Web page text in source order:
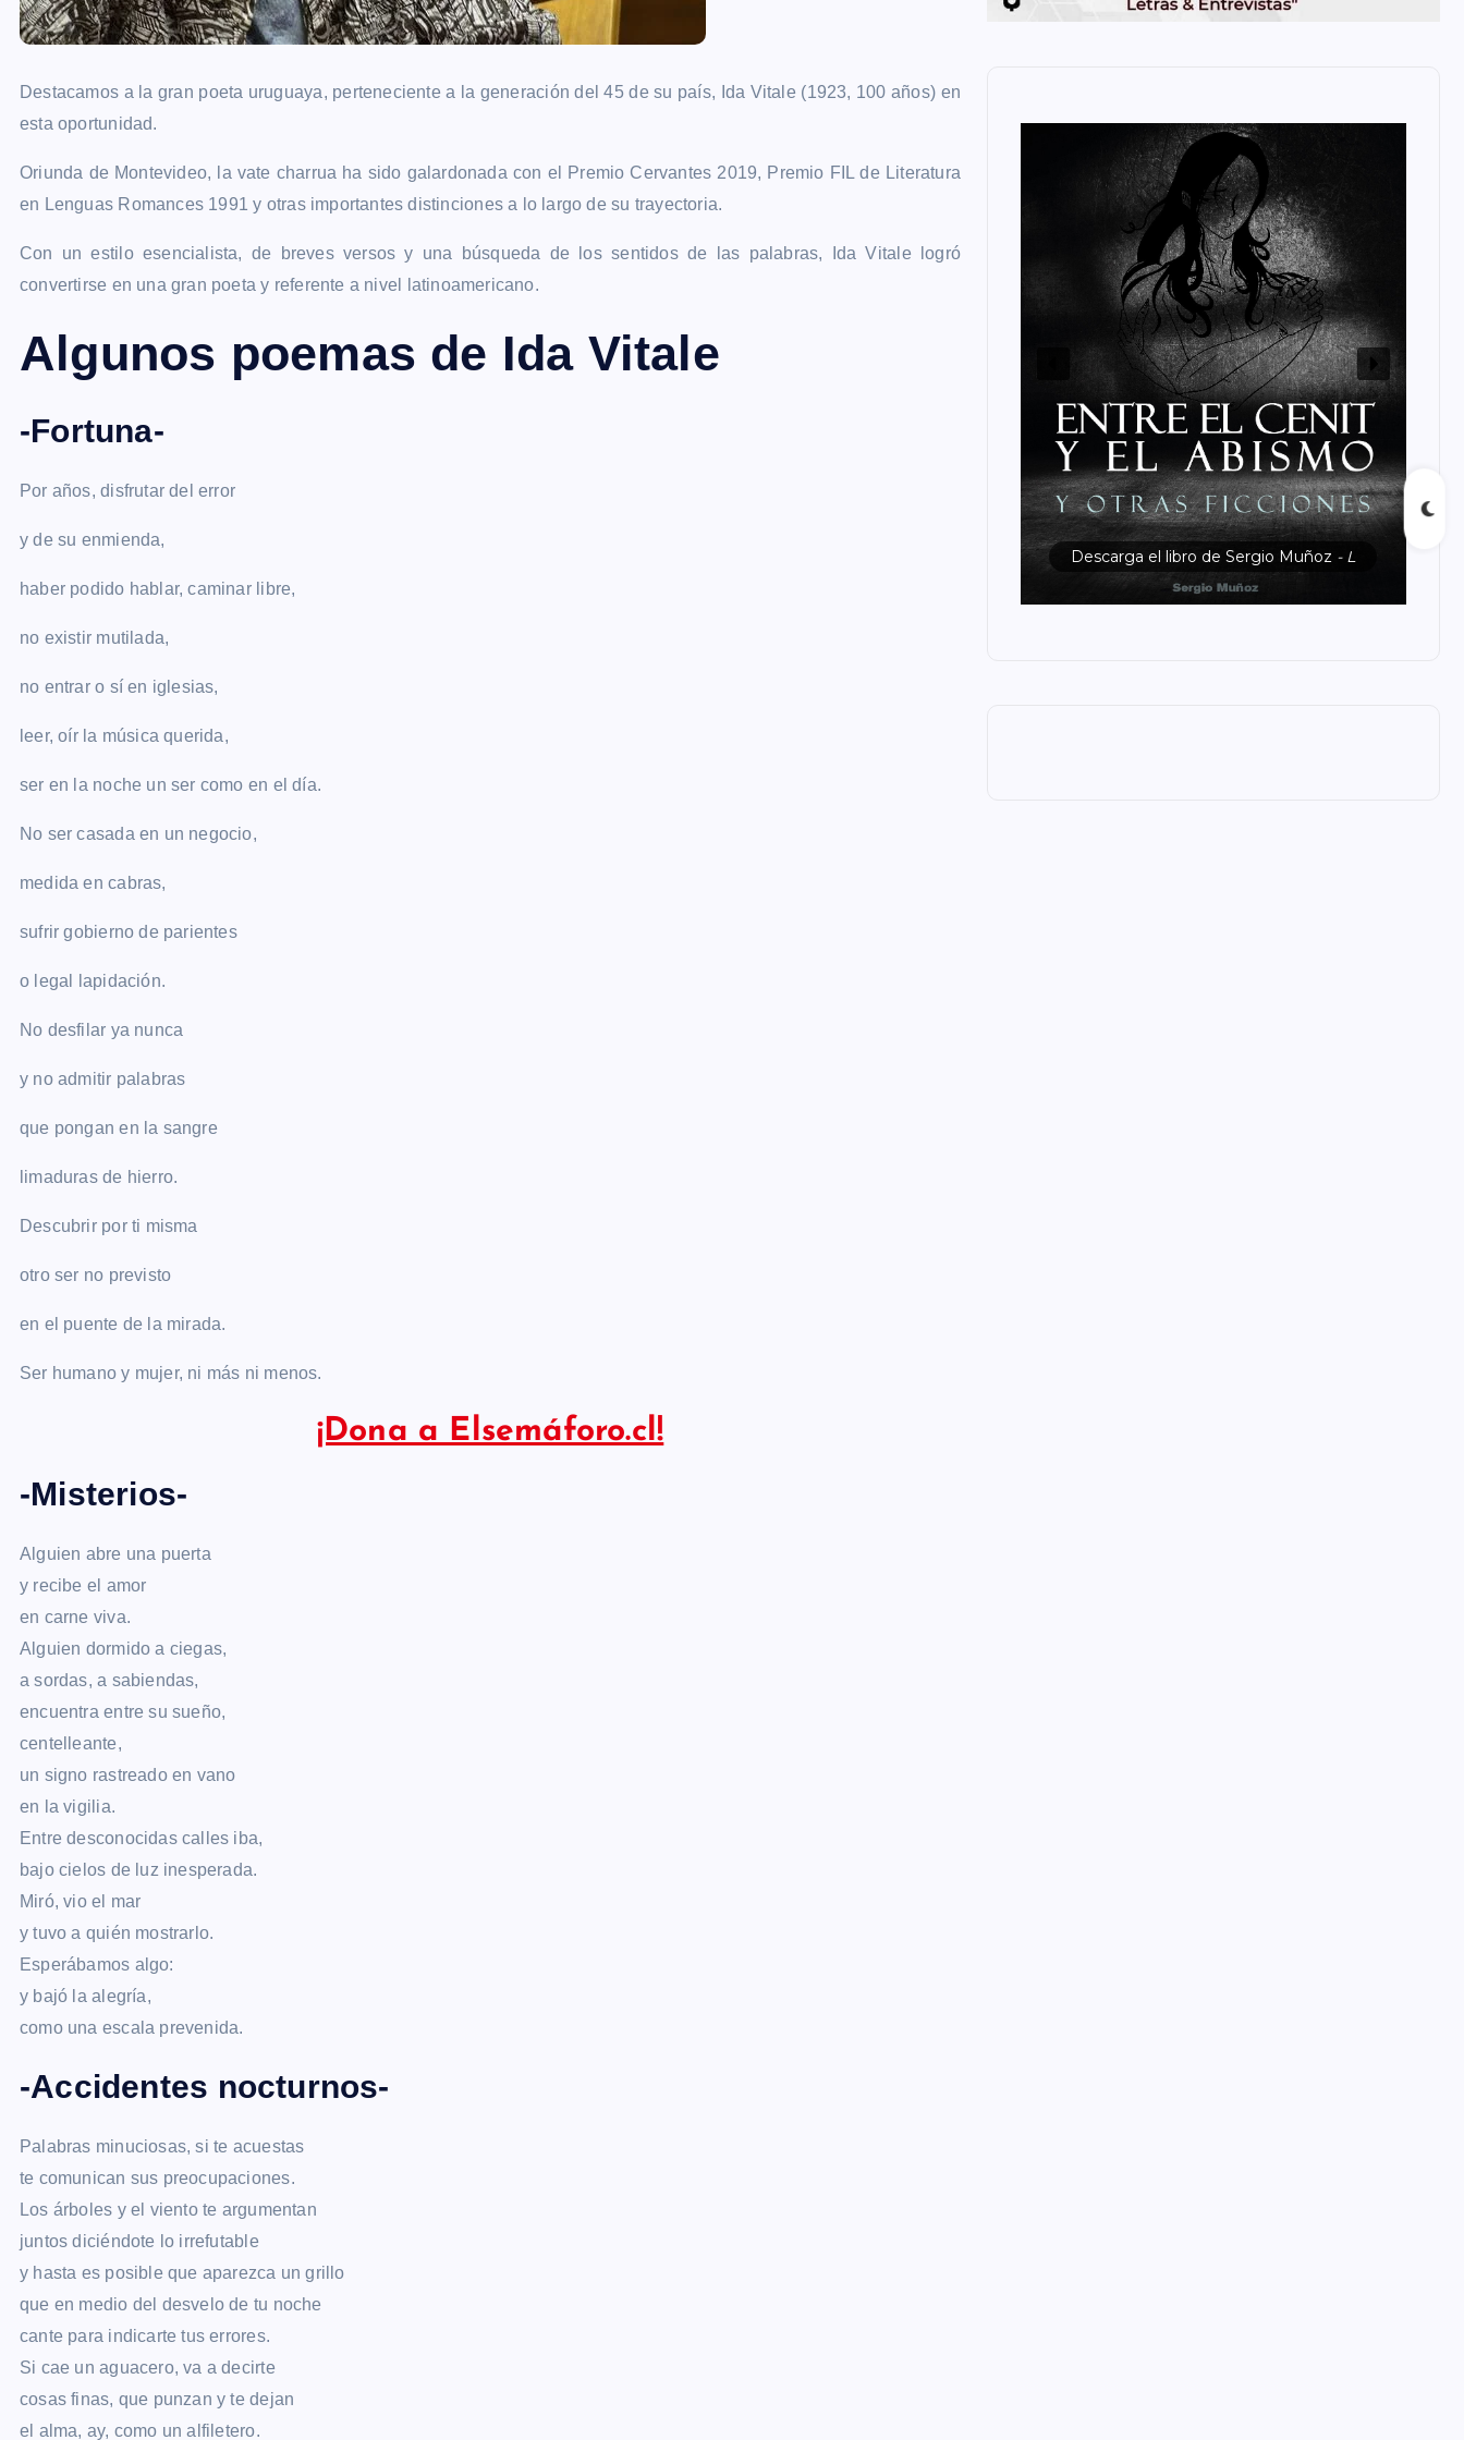
Destacamos a la gran poeta uruguaya, perteneciente a la generación del 45 de su país, Ida Vitale (1923, 100 años) en
esta oportunidad.
Oriunda de Montevideo, la vate charrua ha sido galardonada con el Premio Cervantes 2019, Premio FIL de Literatura
en Lenguas Romances 1991 y otras importantes distinciones a lo largo de su trayectoria.
Con un estilo esencialista, de breves versos y una búsqueda de los sentidos de las palabras, Ida Vitale logró
convertirse en una gran poeta y referente a nivel latinoamericano.
Algunos poemas de Ida Vitale
-Fortuna-
Por años, disfrutar del error
y de su enmienda,
haber podido hablar, caminar libre,
no existir mutilada,
no entrar o sí en iglesias,
leer, oír la música querida,
ser en la noche un ser como en el día.
No ser casada en un negocio,
medida en cabras,
sufrir gobierno de parientes
o legal lapidación.
No desfilar ya nunca
y no admitir palabras
que pongan en la sangre
limaduras de hierro.
Descubrir por ti misma
otro ser no previsto
en el puente de la mirada.
Ser humano y mujer, ni más ni menos.
¡Dona a Elsemáforo.cl!
-Misterios-
Alguien abre una puerta
y recibe el amor
en carne viva.
Alguien dormido a ciegas,
a sordas, a sabiendas,
encuentra entre su sueño,
centelleante,
un signo rastreado en vano
en la vigilia.
Entre desconocidas calles iba,
bajo cielos de luz inesperada.
Miró, vio el mar
y tuvo a quién mostrarlo.
Esperábamos algo:
y bajó la alegría,
como una escala prevenida.
-Accidentes nocturnos-
Palabras minuciosas, si te acuestas
te comunican sus preocupaciones.
Los árboles y el viento te argumentan
juntos diciéndote lo irrefutable
y hasta es posible que aparezca un grillo
que en medio del desvelo de tu noche
cante para indicarte tus errores.
Si cae un aguacero, va a decirte
cosas finas, que punzan y te dejan
el alma, ay, como un alfiletero.
Descarga el libro de Sergio Muñoz - L